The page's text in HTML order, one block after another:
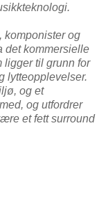
komponister og
det kommersielle
ligger til grunn for
lytteopplevelser.
og et
og utfordrer
et fett surround